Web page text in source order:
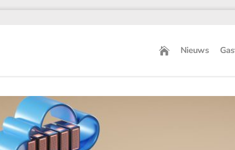
Nieuws